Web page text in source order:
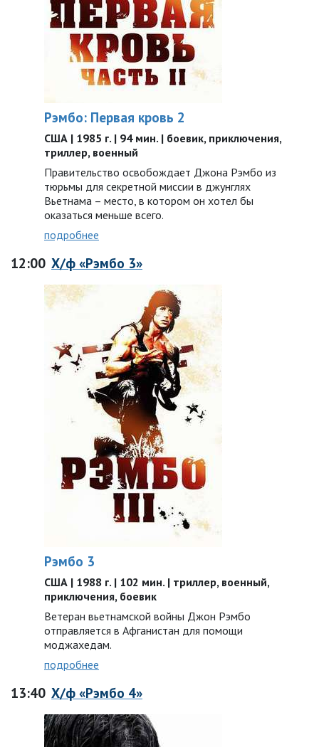
Рэмбо: Первая кровь 2
США | 1985 г. | 94 мин. | боевик, приключения,
триллер, военный
Правительство освобождает Джона Рэмбо из
тюрьмы для секретной миссии в джунглях
Вьетнама – место, в котором он хотел бы
оказаться меньше всего.
подробнее
12:00 Х/ф «Рэмбо 3»
Рэмбо 3
США | 1988 г. | 102 мин. | триллер, военный,
приключения, боевик
Ветеран вьетнамской войны Джон Рэмбо
отправляется в Афганистан для помощи
моджахедам.
подробнее
13:40 Х/ф «Рэмбо 4»